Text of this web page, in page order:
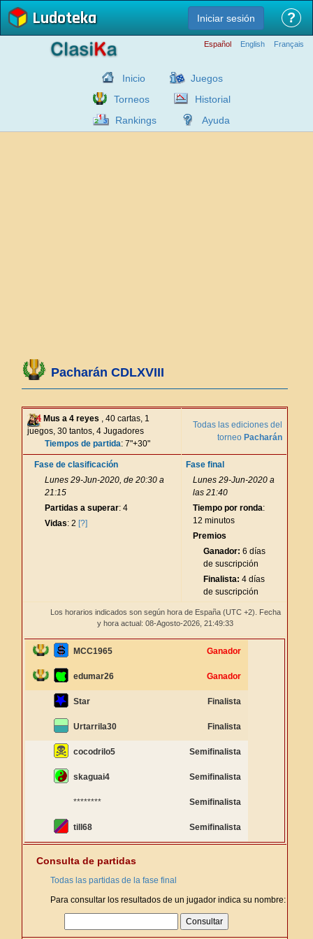
Ludoteka Iniciar sesión ?
Español English Français
Inicio
Juegos
Torneos
Historial
Rankings
Ayuda
Pacharán CDLXVIII
Mus a 4 reyes , 40 cartas, 1
juegos, 30 tantos, 4 Jugadores
Tiempos de partida: 7"+30"
Todas las ediciones del
torneo Pacharán
Fase de clasificación
Lunes 29-Jun-2020, de 20:30 a
21:15
Partidas a superar: 4
Vidas: 2 [?]
Fase final
Lunes 29-Jun-2020 a
las 21:40
Tiempo por ronda:
12 minutos
Premios
Ganador: 6 días
de suscripción
Finalista: 4 días
de suscripción
Los horarios indicados son según hora de España (UTC +2). Fecha
y hora actual: 08-Agosto-2026, 21:49:33
MCC1965 Ganador
edumar26 Ganador
Star Finalista
Urtarrila30 Finalista
cocodrilo5 Semifinalista
skaguai4 Semifinalista
******** Semifinalista
till68 Semifinalista
Consulta de partidas
Todas las partidas de la fase final
Para consultar los resultados de un jugador indica su nombre: